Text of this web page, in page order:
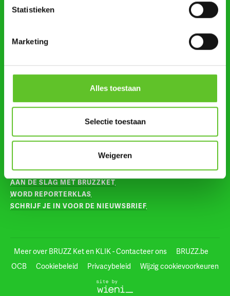
Statistieken
Marketing
Alles toestaan
Selectie toestaan
Weigeren
VOOR LEERKRACHTEN
AAN DE SLAG MET BRUZZKET
WORD REPORTERKLAS
SCHRIJF JE IN VOOR DE NIEUWSBRIEF
Meer over BRUZZ Ket en KLIK - Contacteer ons
BRUZZ.be
OCB
Cookiebeleid Privacybeleid Wijzig cookievoorkeuren